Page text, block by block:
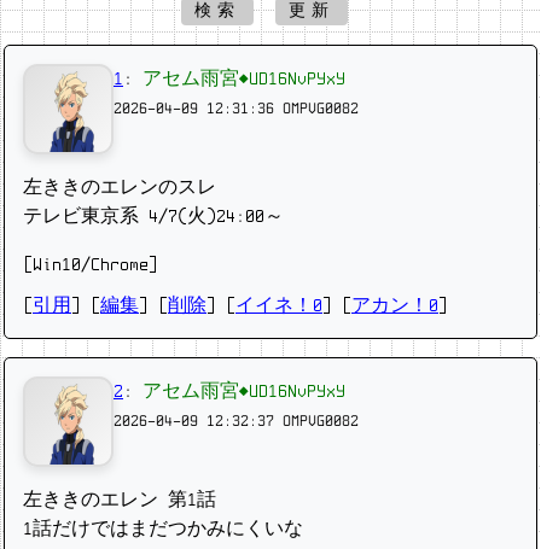
検索
更新
1 : アセム雨宮◆UD16NvPYxY
2026-04-09 12:31:36 OMPVG0082
左ききのエレンのスレ
テレビ東京系 4/7(火)24:00～
[Win10/Chrome]
引用 編集 削除 イイネ！0 アカン！0
2 : アセム雨宮◆UD16NvPYxY
2026-04-09 12:32:37 OMPVG0082
左ききのエレン 第1話
1話だけではまだつかみにくいな